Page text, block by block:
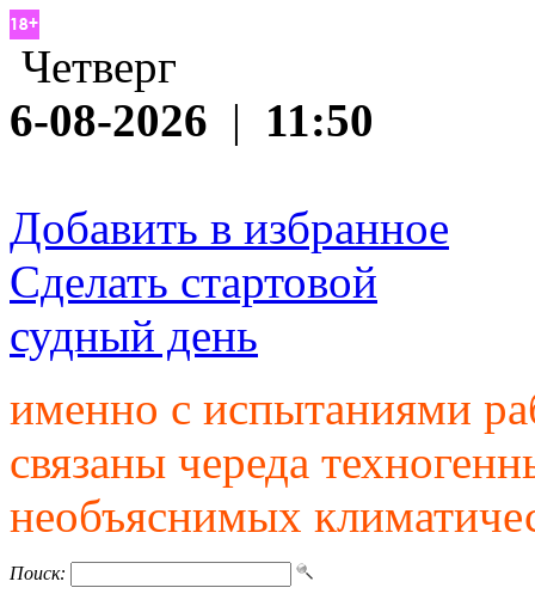
Четверг
6-08-2026 | 11:50
Добавить в избранное
Сделать стартовой
судный день
именно с испытаниями
связаны череда
необъяснимых
Поиск: